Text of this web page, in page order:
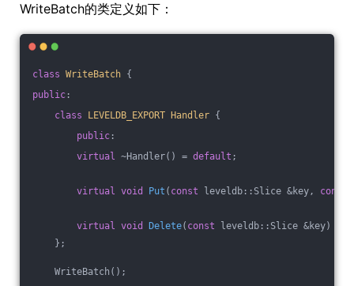
WriteBatch的类定义如下：
class WriteBatch {
public :
class
LEVELDB_EXPORT Handler {
public :
virtual ~Handler() = default ;
virtual void Put ( const leveldb::Slice &key, const
virtual void Delete( const leveldb::Slice &key)
};
WriteBatch();